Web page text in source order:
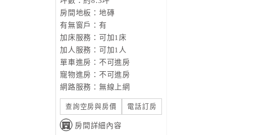
房間地板：地磚
有無窗戶：有
加床服務：可加1床
加人服務：可加1人
單車進房：不可進房
寵物進房：不可進房
網路服務：無線上網
查詢空房與房價 電話訂房
房間詳細內容